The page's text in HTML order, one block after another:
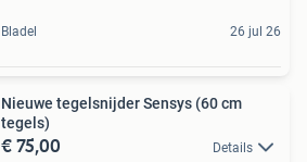
Bladel 26 jul 26
Nieuwe tegelsnijder Sensys (60 cm
tegels)
€ 75,00 Details